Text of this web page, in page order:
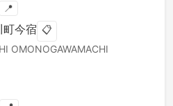
📍
町今宿 📋
OMONOGAWAMACHI